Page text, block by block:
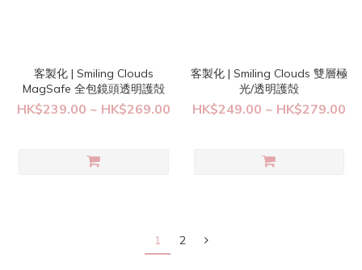
客製化 | Smiling Clouds
MagSafe 全包鏡頭透明護殻
HK$239.00 ~ HK$269.00
客製化 | Smiling Clouds 雙層極
光/透明護殻
HK$249.00 ~ HK$279.00
1 2